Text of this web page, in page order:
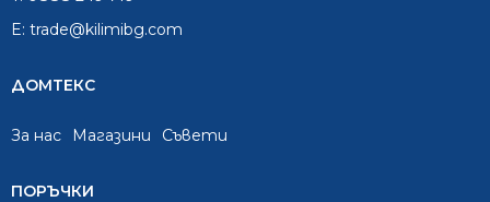
E: trade@kilimibg.com
ДОМТЕКС
За нас Mагазини Съвети
ПОРЪЧКИ